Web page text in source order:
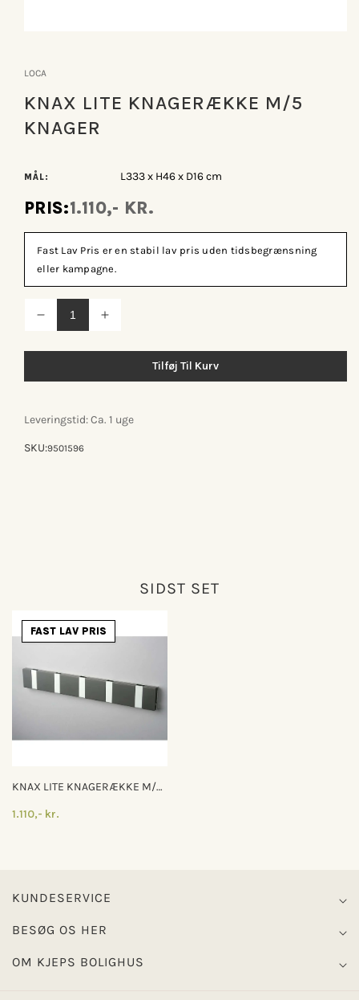
iLOCA
KNAX LITE KNAGERÆKKE M/5
KNAGER
MÅL: L333 x H46 x D16 cm
PRIS:1.110,- KR.
Fast Lav Pris er en stabil lav pris uden tidsbegrænsning
eller kampagne.
Reducer
antallet
knagerække
Øg
knagerække
Tilføj Til Kurv
Leveringstid: Ca. 1 uge
SKU:9501596
SIDST SET
FAST LAV PRIS
KNAX LITE KNAGERÆKKE M/5
1.110,- kr.
KUNDESERVICE
BESØG OS HER
OM KJEPS BOLIGHUS